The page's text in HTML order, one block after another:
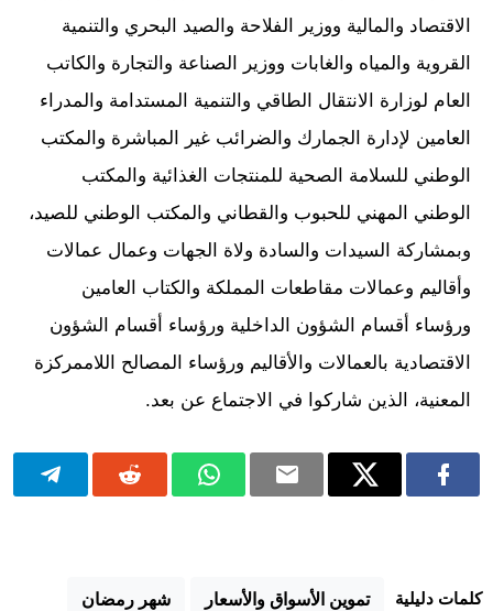
الاقتصاد والمالية ووزير الفلاحة والصيد البحري والتنمية
القروية والمياه والغابات ووزير الصناعة والتجارة والكاتب
العام لوزارة الانتقال الطاقي والتنمية المستدامة والمدراء
العامين لإدارة الجمارك والضرائب غير المباشرة والمكتب
الوطني للسلامة الصحية للمنتجات الغذائية والمكتب
الوطني المهني للحبوب والقطاني والمكتب الوطني للصيد،
وبمشاركة السيدات والسادة ولاة الجهات وعمال عمالات
وأقاليم وعمالات مقاطعات المملكة والكتاب العامين
ورؤساء أقسام الشؤون الداخلية ورؤساء أقسام الشؤون
الاقتصادية بالعمالات والأقاليم ورؤساء المصالح اللاممركزة
المعنية، الذين شاركوا في الاجتماع عن بعد.
كلمات دليلية تموين الأسواق والأسعار شهر رمضان